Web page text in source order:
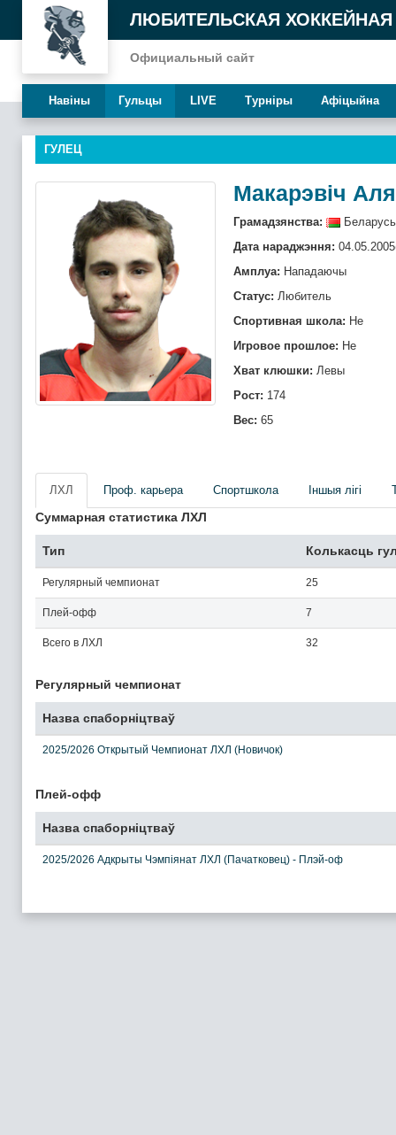
ЛЮБИТЕЛЬСКАЯ ХОККЕЙНАЯ
Официальный сайт
Навiны Гульцы LIVE Турнiры Афiцыйна
ГУЛЕЦ
Макарэвіч
Грамадзянства:
Беларусь
Дата нараджэння:
Амплуа: Нападаючы
Статус: Любитель
Спортивная школа: Не
Игровое прошлое: Не
Хват клюшки: Левы
Рост: 174
Вес: 65
ЛХЛ Проф. карьера Спортшкола Iншыя лігі
Суммарная статистика ЛХЛ
Тип Колькасць
Регулярный чемпионат 25
Плей-офф 7
Всего в ЛХЛ 32
Регулярный чемпионат
Назва спаборніцтваў
2025/2026 Открытый Чемпионат ЛХЛ (Новичок)
Плей-офф
Назва спаборніцтваў
2025/2026 Адкрыты Чэмпіянат ЛХЛ (Пачатковец) - Плэй-оф